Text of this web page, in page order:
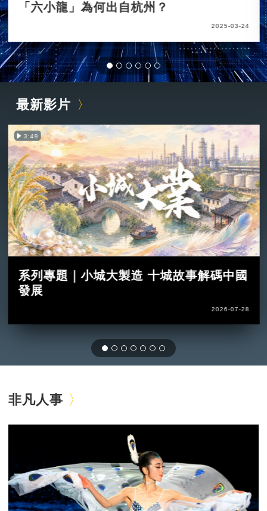
「六小龍」為何出自杭州？
2025-03-24
最新影片
3:49
系列專題｜小城大製造 十城故事解碼中國
發展
2026-07-28
非凡人事